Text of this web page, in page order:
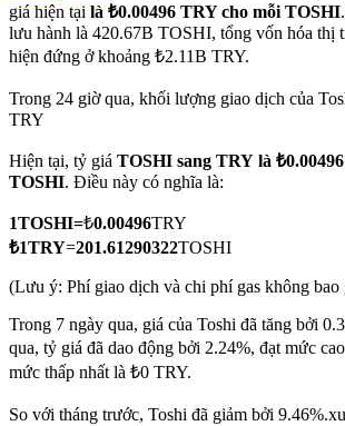
Futures sử dụng token làm tài sản thế
TradFi
USDC Futures vĩnh cửu
Futures sử dụng USDC làm tài sản thế
giá hiện tại là ₺0.00496 TRY cho mỗi TOSHI
lưu hành là 420.67B TOSHI, tổng vốn hóa thị
hiện đứng ở khoảng ₺2.11B TRY.
Trong 24 giờ qua, khối lượng giao dịch của
TRY
Hiện tại, tỷ giá TOSHI sang TRY là
TOSHI. Điều này có nghĩa là:
1TOSHI=₺0.00496TRY
₺1TRY=201.61290322TOSHI
(Lưu ý: Phí giao dịch và chi phí gas không bao
Trong 7 ngày qua, giá của Toshi đã tăng bởi
qua, tỷ giá đã dao động bởi 2.24%, đạt mức
mức thấp nhất là ₺0 TRY.
So với tháng trước, Toshi đã giảm bởi